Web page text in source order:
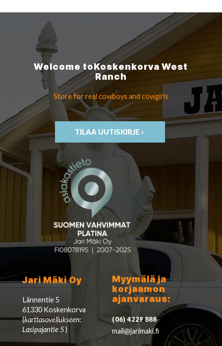
Welcome toKoskenkorvaWest
Ranch
Store for real cowboys and cowgirls
TILAA UUTISKIRJE ›
Jari Mäki Oy
Lännentie 5
61330 Koskenkorva
(karttasovellukseen:
Lasipajantie 5)
Myymälä ja
korjaamon
ajanvaraus:
(06) 4229 888
mail@jarimaki.fi